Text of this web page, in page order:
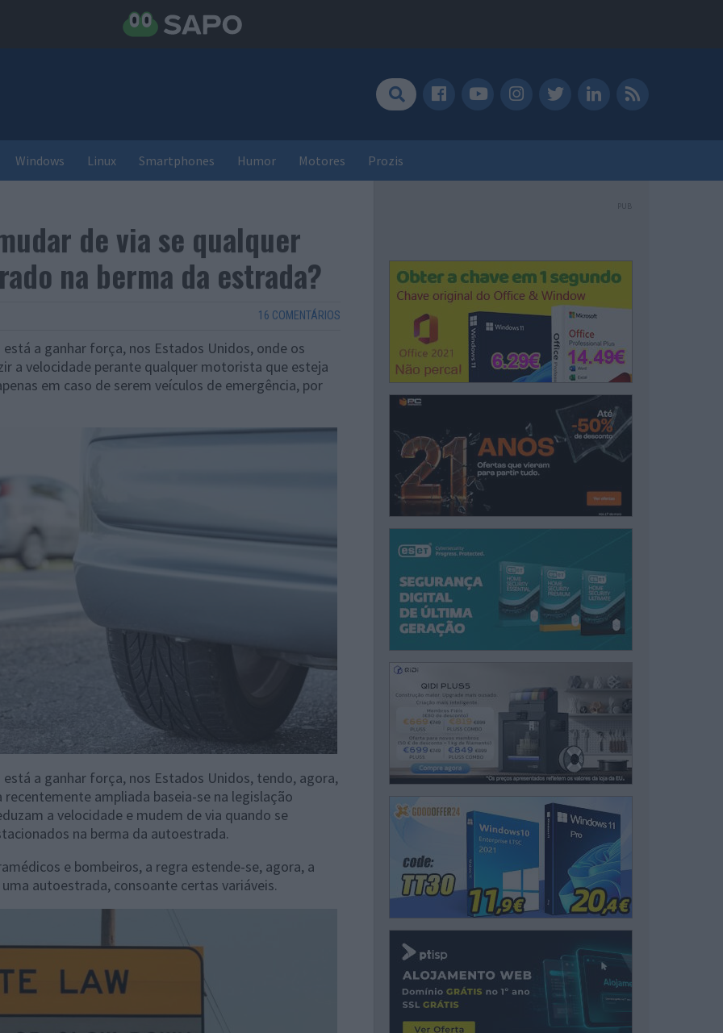
Windows Linux Smartphones Humor Motores Prozis
de via se qualquer
na berma da estrada?
16 COMENTÁRIOS
a ganhar força, nos Estados Unidos, onde os
a velocidade perante qualquer motorista que esteja
em caso de serem veículos de emergência, por
a ganhar força, nos Estados Unidos, tendo, agora,
ampliada baseia-se na legislação
a velocidade e mudem de via quando se
na berma da autoestrada.
e bombeiros, a regra estende-se, agora, a
autoestrada, consoante certas variáveis.
PUB